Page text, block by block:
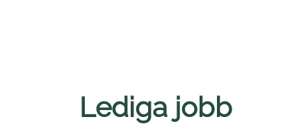
Lediga jobb